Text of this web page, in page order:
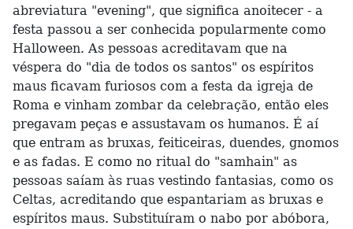
abreviatura "evening", que significa anoitecer - a
festa passou a ser conhecida popularmente como
Halloween. As pessoas acreditavam que na
véspera do "dia de todos os santos" os espíritos
maus ficavam furiosos com a festa da igreja de
Roma e vinham zombar da celebração, então eles
pregavam peças e assustavam os humanos. É aí
que entram as bruxas, feiticeiras, duendes, gnomos
e as fadas. E como no ritual do "samhain" as
pessoas saíam às ruas vestindo fantasias, como os
Celtas, acreditando que espantariam as bruxas e
espíritos maus. Substituíram o nabo por abóbora,